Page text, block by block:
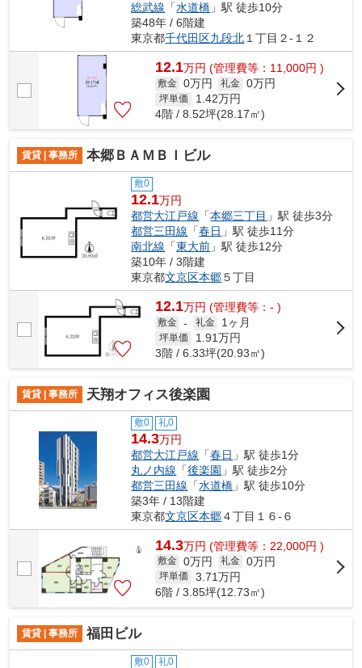
総武線 「水道橋 」駅 徒歩10分
築48年 / 6階建
東京都千代田区九段北１丁目２-１２
12.1万円 (管理費等：11,000円 )
敷金 0万円 礼金 0万円
坪単価 1.42万円
4階 / 8.52坪(28.17㎡)
賃貸 | 事務所 本郷ＢＡＭＢＩビル
敷0
12.1万円
都営大江戸線 「本郷三丁目 」駅 徒歩3分
都営三田線 「春日 」駅 徒歩11分
南北線 「東大前 」駅 徒歩12分
築10年 / 3階建
東京都文京区本郷５丁目
12.1万円 (管理費等：- )
敷金 - 礼金 1ヶ月
坪単価 1.91万円
3階 / 6.33坪(20.93㎡)
賃貸 | 事務所 天翔オフィス後楽園
敷0 礼0
14.3万円
都営大江戸線 「春日 」駅 徒歩1分
丸ノ内線 「後楽園 」駅 徒歩2分
都営三田線 「水道橋 」駅 徒歩10分
築3年 / 13階建
東京都文京区本郷４丁目１６-６
14.3万円 (管理費等：22,000円 )
敷金 0万円 礼金 0万円
坪単価 3.71万円
6階 / 3.85坪(12.73㎡)
賃貸 | 事務所 福田ビル
敷0 礼0